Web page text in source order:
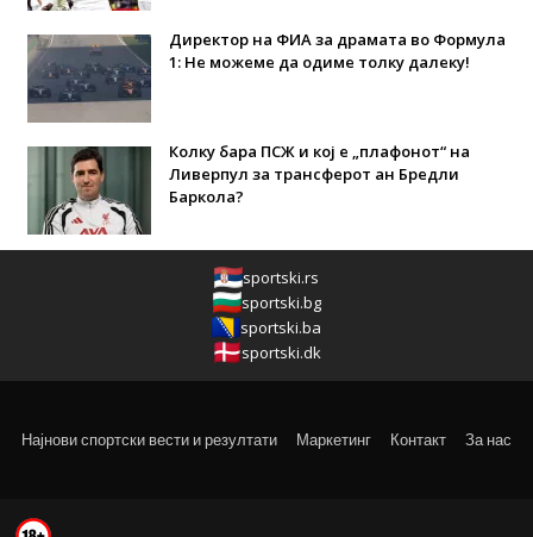
Директор на ФИА за драмата во Формула
1: Не можеме да одиме толку далеку!
Колку бара ПСЖ и кој е „плафонот“ на
Ливерпул за трансферот ан Бредли
Баркола?
sportski.rs
sportski.bg
sportski.ba
sportski.dk
Најнови спортски вести и резултати Маркетинг Контакт За нас